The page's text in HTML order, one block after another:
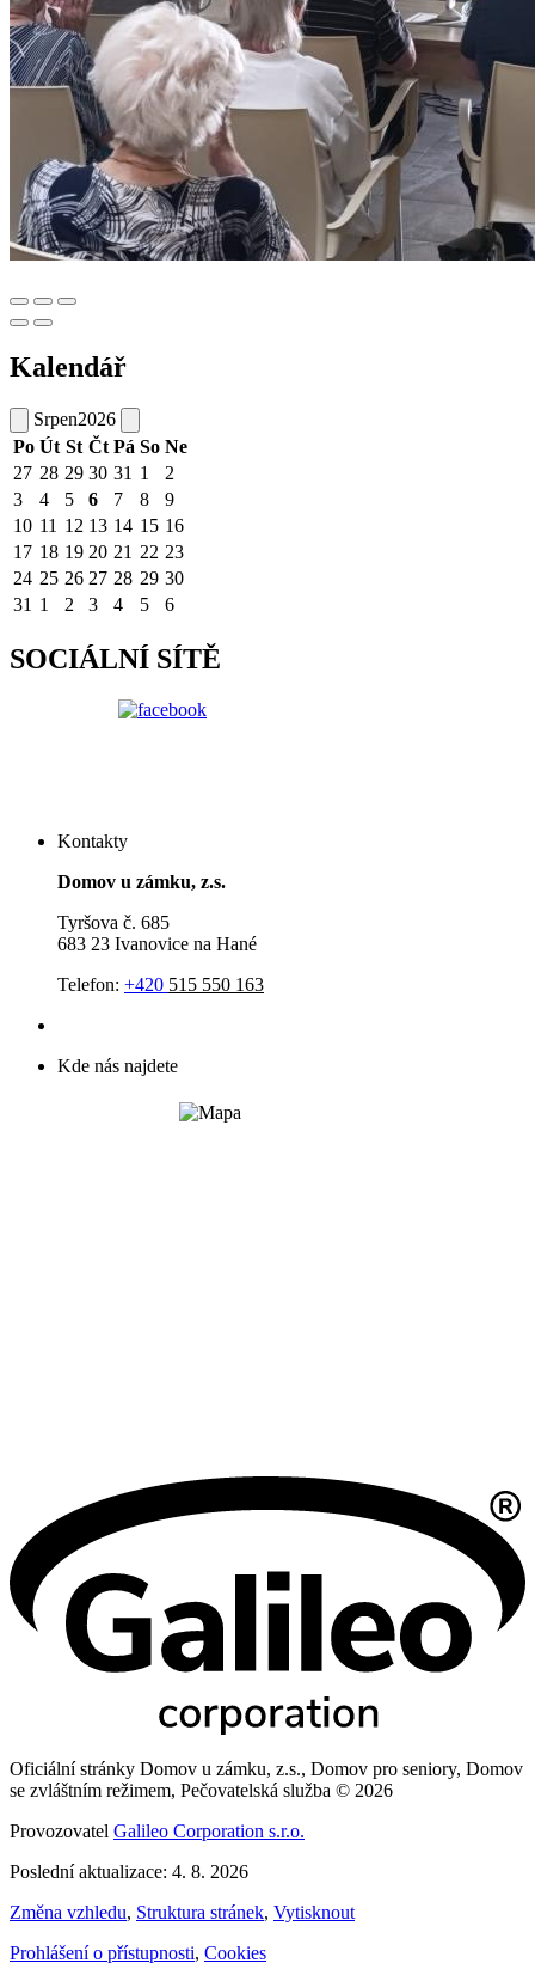
Kalendář
Srpen2026
Po Út St Čt Pá So Ne
27 28 29 30 31 1
2
3
4 5 6 7 8
9
10 11 12 13 14 15 16
17 18 19 20 21 22 23
24 25 26 27 28 29 30
31 1 2 3 4 5 6
SOCIÁLNÍ SÍTĚ
Kontakty
Domov u zámku, z.s.
Tyršova č. 685
683 23 Ivanovice na Hané
Telefon: +420 515 550 163
Kde nás najdete
Oficiální stránky Domov u zámku, z.s., Domov pro seniory, Domov
se zvláštním režimem, Pečovatelská služba © 2026
Provozovatel Galileo Corporation s.r.o.
Poslední aktualizace: 4. 8. 2026
Změna vzhledu, Struktura stránek, Vytisknout
Prohlášení o přístupnosti, Cookies